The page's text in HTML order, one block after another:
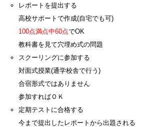
レポートを提出する
高校サポートで作成(自宅でも可)
100点満点中60点でOK
教科書を見て穴埋め式の問題
スクーリングに参加する
対面式授業(通学校舎で行う)
合宿形式ではありません
参加すればＯＫ
定期テストに合格する
今まで提出したレポートから出題される